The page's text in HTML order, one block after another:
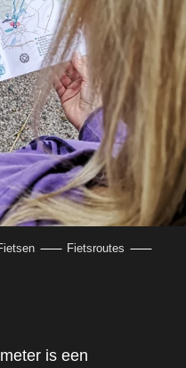
Fietsroutes
is een